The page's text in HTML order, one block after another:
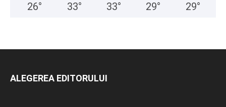
26° 33° 33° 29° 29°
ALEGEREA EDITORULUI